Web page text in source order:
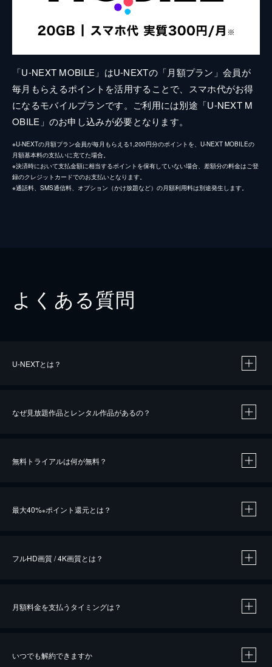
「U-NEXT MOBILE」はU-NEXTの「月額プラン」会員が
毎月もらえるポイントを活用することで、スマホ代がお得
になるモバイルプランです。ご利用には別途「U-NEXT M
OBILE」のお申し込みが必要となります。
※U-NEXTの月額プラン会員が毎月もらえる1,200円分のポイントを、U-NEXT MOBILEの
月額基本料の支払いに充てた場合。
※決済時において支払金額に相当するポイントを保有していない場合、差額分の料金はご登
録のクレジットカードでのお支払いとなります。
※通話料、SMS通信料、オプション（かけ放題など）の月額利用料は別途発生します。
よくある質問
U-NEXTとは？
なぜ見放題作品とレンタル作品があるの？
無料トライアルは何が無料？
最大40%※ポイント還元とは？
※40％ポイント還元の対象は、クレジットカード決済による作品の購入 / レンタルです。
フルHD画質 / 4K画質とは？
月額料金を支払うタイミングは？
いつでも解約できますか